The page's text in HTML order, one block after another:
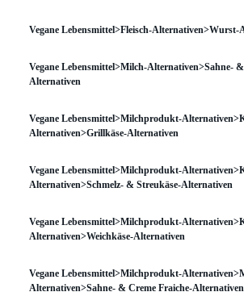
Vegane Lebensmittel>Fleisch-Alternativen>Wurst-
Vegane Lebensmittel>Milch-Alternativen>Sahne-
Alternativen
Vegane Lebensmittel>Milchprodukt-
Alternativen>Grillkäse-Alternativen
Vegane Lebensmittel>Milchprodukt-
Alternativen>Schmelz- & Streukäse-Alternativen
Vegane Lebensmittel>Milchprodukt-
Alternativen>Weichkäse-Alternativen
Vegane Lebensmittel>Milchprodukt-
Alternativen>Sahne- & Creme Fraiche-Alternativen